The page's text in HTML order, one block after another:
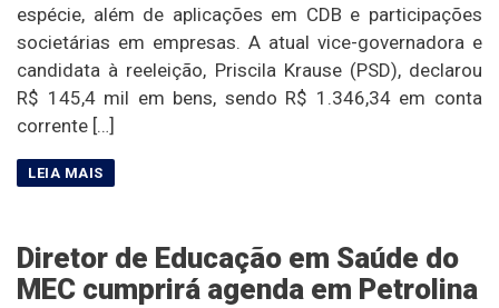
espécie, além de aplicações em CDB e participações
societárias em empresas. A atual vice-governadora e
candidata à reeleição, Priscila Krause (PSD), declarou
R$ 145,4 mil em bens, sendo R$ 1.346,34 em conta
corrente […]
Diretor de Educação em Saúde do
MEC cumprirá agenda em Petrolina